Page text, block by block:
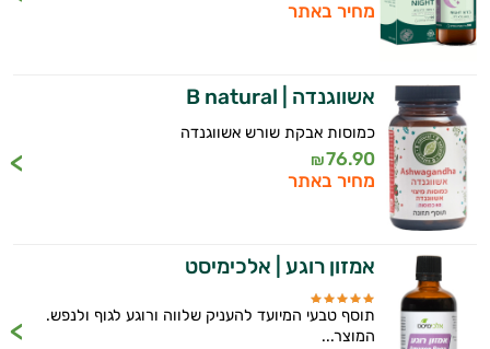
מחיר באתר
אשווגנדה | B natural
כמוסות אבקת שורש אשווגנדה
76.90
₪
מחיר באתר
אמזון רוגע | אלכימיסט
תוסף טבעי המיועד להעניק שלווה ורוגע לגוף ולנפש.
המוצר...